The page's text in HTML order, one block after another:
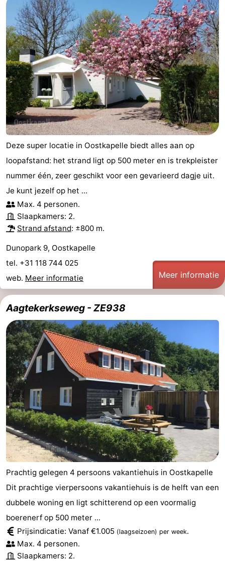
Deze super locatie in Oostkapelle biedt alles aan op
loopafstand: het strand ligt op 500 meter en is trekpleister
nummer één, zeer geschikt voor een gevarieerd dagje uit.
Je kunt jezelf op het ...
Max. 4 personen.
Slaapkamers: 2.
Strand afstand: ±800 m.
Dunopark 9, Oostkapelle
tel. +31 118 744 025
web. Meer informatie Meer informatie
Aagtekerkseweg - ZE938
Prachtig gelegen 4 persoons vakantiehuis in Oostkapelle
Dit prachtige vierpersoons vakantiehuis is de helft van een
dubbele woning en ligt schitterend op een voormalig
boerenerf op 500 meter ...
Prijsindicatie: Vanaf €1.005 (laagseizoen) per week.
Max. 4 personen.
Slaapkamers: 2.